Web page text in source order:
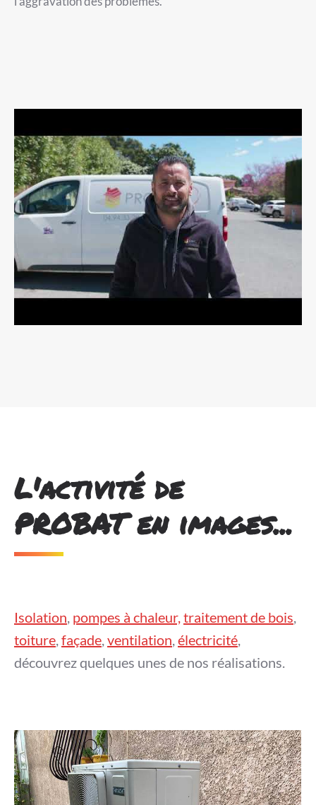
L'activité de
PROBAT en images...
Isolation, pompes à chaleur,traitement de bois,
toiture,façade,ventilation,électricité,
découvrez quelques unes de nos réalisations.